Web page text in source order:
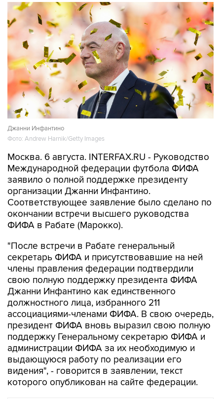
Джанни Инфантино
Фото: Andrew Harnik/Getty Images
Москва. 6 августа. INTERFAX.RU - Руководство
Международной федерации футбола ФИФА
заявило о полной поддержке президенту
организации Джанни Инфантино.
Соответствующее заявление было сделано по
окончании встречи высшего руководства
ФИФА в Рабате (Марокко).
"После встречи в Рабате генеральный
секретарь ФИФА и присутствовавшие на ней
члены правления федерации подтвердили
свою полную поддержку президента ФИФА
Джанни Инфантино как единственного
должностного лица, избранного 211
ассоциациями-членами ФИФА. В свою очередь,
президент ФИФА вновь выразил свою полную
поддержку Генеральному секретарю ФИФА и
администрации ФИФА за их необходимую и
выдающуюся работу по реализации его
видения", - говорится в заявлении, текст
которого опубликован на сайте федерации.